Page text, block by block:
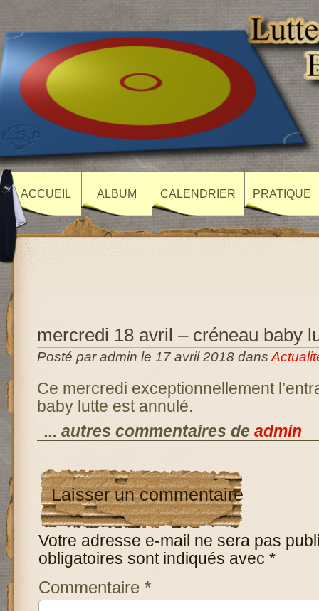
ACCUEIL ALBUM CALENDRIER PRATIQUE
mercredi 18 avril – créneau baby
Posté par admin le 17 avril 2018 dans
Ce mercredi exceptionnellement
baby lutte est annulé.
... autres commentaires de admin
Laisser un commentaire
Votre adresse e-mail ne sera pas
obligatoires sont indiqués avec *
Commentaire *